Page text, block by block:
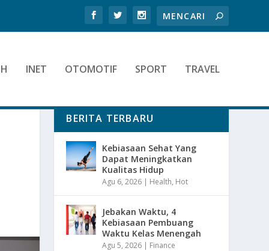
INET OTOMOTIF SPORT TRAVEL
BERITA TERBARU
Kebiasaan Sehat Yang
Dapat Meningkatkan
Kualitas Hidup
Agu 6, 2026 | Health, Hot
Jebakan Waktu, 4
Kebiasaan Pembuang
Waktu Kelas Menengah
Agu 5, 2026 | Finance